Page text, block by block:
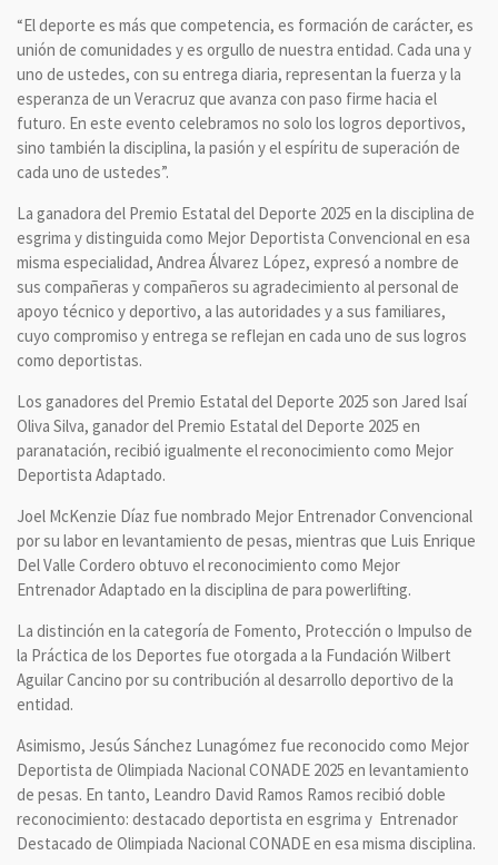
“El deporte es más que competencia, es formación de carácter, es
unión de comunidades y es orgullo de nuestra entidad. Cada una y
uno de ustedes, con su entrega diaria, representan la fuerza y la
esperanza de un Veracruz que avanza con paso firme hacia el
futuro. En este evento celebramos no solo los logros deportivos,
sino también la disciplina, la pasión y el espíritu de superación de
cada uno de ustedes”.
La ganadora del Premio Estatal del Deporte 2025 en la disciplina de
esgrima y distinguida como Mejor Deportista Convencional en esa
misma especialidad, Andrea Álvarez López, expresó a nombre de
sus compañeras y compañeros su agradecimiento al personal de
apoyo técnico y deportivo, a las autoridades y a sus familiares,
cuyo compromiso y entrega se reflejan en cada uno de sus logros
como deportistas.
Los ganadores del Premio Estatal del Deporte 2025 son Jared Isaí
Oliva Silva, ganador del Premio Estatal del Deporte 2025 en
paranatación, recibió igualmente el reconocimiento como Mejor
Deportista Adaptado.
Joel McKenzie Díaz fue nombrado Mejor Entrenador Convencional
por su labor en levantamiento de pesas, mientras que Luis Enrique
Del Valle Cordero obtuvo el reconocimiento como Mejor
Entrenador Adaptado en la disciplina de para powerlifting.
La distinción en la categoría de Fomento, Protección o Impulso de
la Práctica de los Deportes fue otorgada a la Fundación Wilbert
Aguilar Cancino por su contribución al desarrollo deportivo de la
entidad.
Asimismo, Jesús Sánchez Lunagómez fue reconocido como Mejor
Deportista de Olimpiada Nacional CONADE 2025 en levantamiento
de pesas. En tanto, Leandro David Ramos Ramos recibió doble
reconocimiento: destacado deportista en esgrima y Entrenador
Destacado de Olimpiada Nacional CONADE en esa misma disciplina.